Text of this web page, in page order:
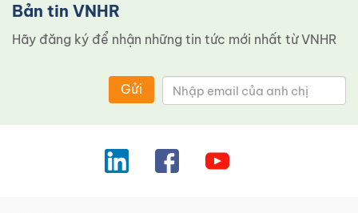
Bản tin VNHR
Hãy đăng ký để nhận những tin tức mới nhất từ ​​VNHR
Gửi